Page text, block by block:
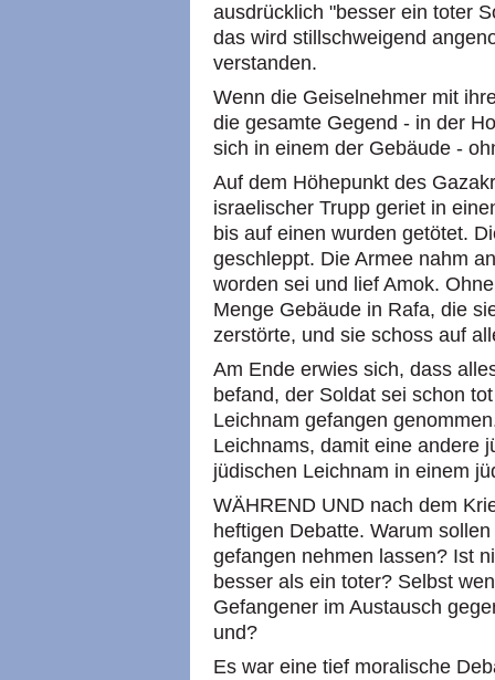
ausdrücklich "besser ein toter
das wird stillschweigend
verstanden.
Wenn die Geiselnehmer mit
die gesamte Gegend - in der
sich in einem der Gebäude -
Auf dem Höhepunkt des
israelischer Trupp geriet in
bis auf einen wurden getötet.
geschleppt. Die Armee nahm
worden sei und lief Amok.
Menge Gebäude in Rafa, die
zerstörte, und sie schoss auf
Am Ende erwies sich, dass
befand, der Soldat sei schon
Leichnam gefangen
Leichnams, damit eine andere
jüdischen Leichnam in einem
WÄHREND UND nach dem
heftigen Debatte. Warum
gefangen nehmen lassen? Ist
besser als ein toter? Selbst
Gefangener im Austausch
und?
Es war eine tief moralische